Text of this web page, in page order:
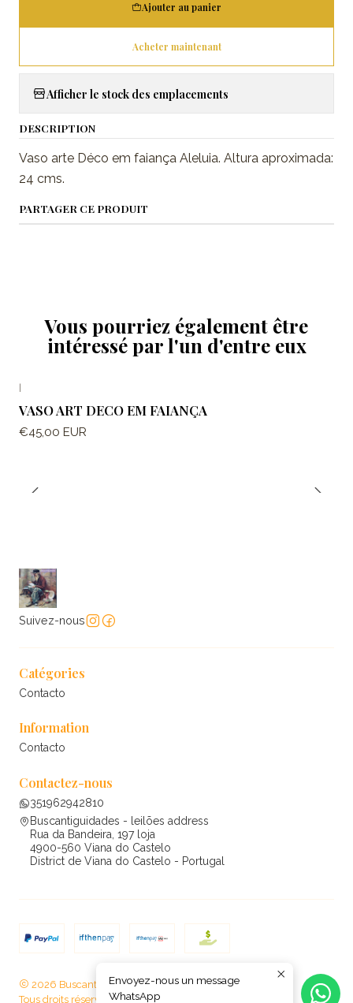
Ajouter au panier
Acheter maintenant
Afficher le stock des emplacements
DESCRIPTION
Vaso arte Déco em faiança Aleluia. Altura aproximada:
24 cms.
PARTAGER CE PRODUIT
Vous pourriez également être
intéressé par l'un d'entre eux
VASO ART DECO EM FAIANÇA
€45,00 EUR
Suivez-nous
Catégories
Contacto
Information
Contacto
Contactez-nous
351962942810
Buscantiguidades - leilões address
Rua da Bandeira, 197 loja
4900-560 Viana do Castelo
District de Viana do Castelo - Portugal
2026 Buscantiguidades - leilões .
Tous droits réservés.Propulsé par Jumpseller
Envoyez-nous un message
WhatsApp